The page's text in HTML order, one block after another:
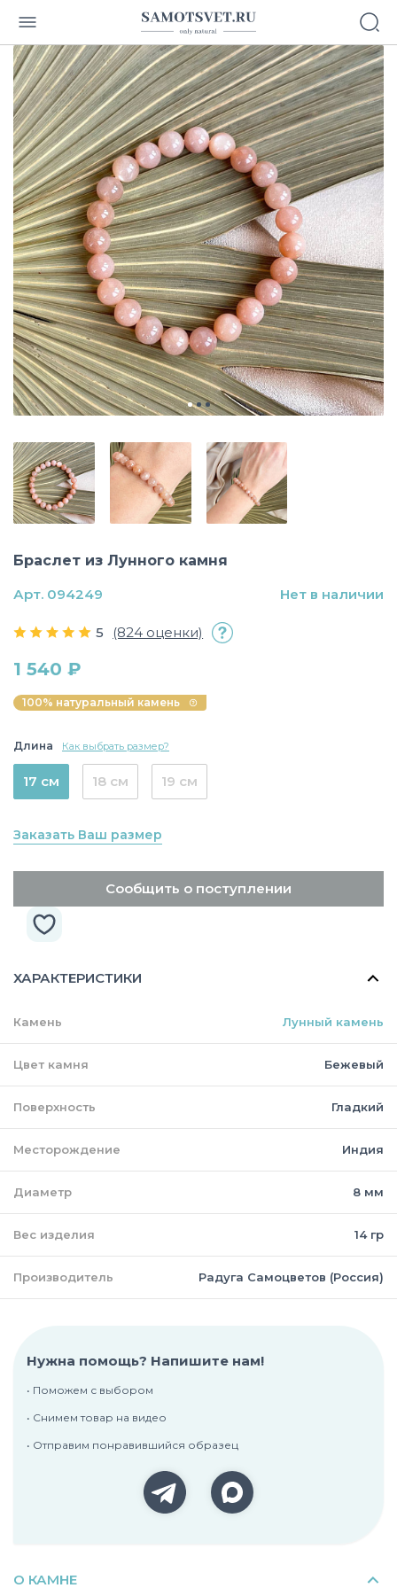
Браслет из Лунного камня
5 (824 оценки)
1 540 ₽
100% натуральный камень
Длина Как выбрать размер?
17 см 18 см 19 см
Заказать Ваш размер
Сообщить о поступлении
Арт. 094249 Нет в наличии
ХАРАКТЕРИСТИКИ
Камень Лунный камень
Цвет камня Бежевый
Поверхность Гладкий
Месторождение Индия
Диаметр 8 мм
Вес изделия 14 гр
Производитель Радуга Самоцветов (Россия)
Нужна помощь? Напишите нам!
• Поможем с выбором
• Снимем товар на видео
• Отправим понравившийся образец
О КАМНЕ